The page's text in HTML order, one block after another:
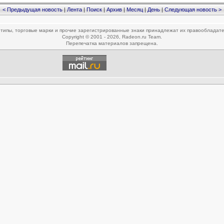
< Предыдущая новость Лента| Поиск Архив Месяц День Следующая новость >
торговые марки и прочие зарегистрированные знаки принадлежат их
Copyright © 2001 - 2026, Radeon.ru Team.
Перепечатка материалов запрещена.